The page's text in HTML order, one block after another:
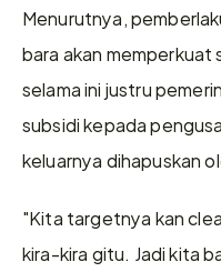
Menurutnya,
bara akan memperkuat
selama ini justru
subsidi kepada
keluarnya dihapuskan
"Kita targetnya kan
kira-kira gitu. Jadi kita